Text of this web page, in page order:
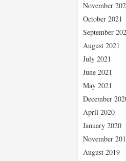
November
October 2021
September
August 2021
July 2021
June 2021
May 2021
December
April 2020
January 2020
November
August 2019